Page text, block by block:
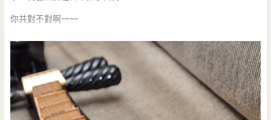
你共對不對啊~~~~